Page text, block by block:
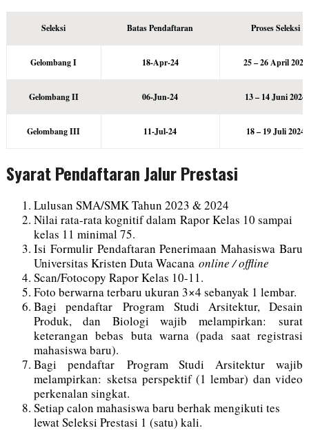
Seleksi Batas Pendaftaran Proses Seleksi
Gelombang I 18-Apr-24 25 – 26 April 2024
Gelombang II 06-Jun-24 13 – 14 Juni 2024
Gelombang III 11-Jul-24 18 – 19 Juli 2024
Syarat Pendaftaran Jalur Prestasi
Lulusan SMA/SMK Tahun 2023 & 2024
Nilai rata-rata kognitif dalam Rapor Kelas 10 sampai
kelas 11 minimal 75.
Isi Formulir Pendaftaran Penerimaan Mahasiswa Baru
Universitas Kristen Duta Wacana online / offline
Scan/Fotocopy Rapor Kelas 10-11.
Foto berwarna terbaru ukuran 3×4 sebanyak 1 lembar.
Bagi pendaftar Program Studi Arsitektur, Desain
Produk, dan Biologi wajib melampirkan: surat
keterangan bebas buta warna (pada saat registrasi
mahasiswa baru).
Bagi pendaftar Program Studi Arsitektur wajib
melampirkan: sketsa perspektif (1 lembar) dan video
perkenalan singkat.
Setiap calon mahasiswa baru berhak mengikuti tes
lewat Seleksi Prestasi 1 (satu) kali.